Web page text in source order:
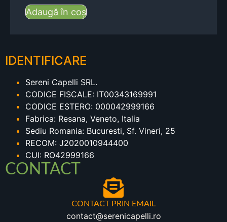
Adaugă în coș
IDENTIFICARE
Sereni Capelli SRL.
CODICE FISCALE: IT00343169991
CODICE ESTERO: 000042999166
Fabrica: Resana, Veneto, Italia
Sediu Romania: Bucuresti, Sf. Vineri, 25
RECOM: J2020010944400
CUI: RO42999166
CONTACT
CONTACT PRIN EMAIL
contact@serenicapelli.ro